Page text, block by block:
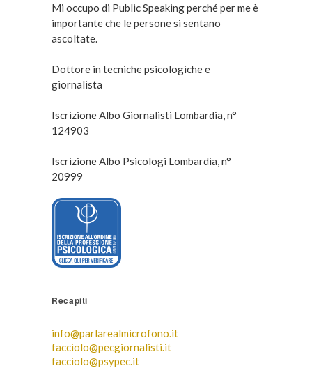
Mi occupo di Public Speaking perché per me è
importante che le persone si sentano
ascoltate.
Dottore in tecniche psicologiche e
giornalista
Iscrizione Albo Giornalisti Lombardia, n°
124903
Iscrizione Albo Psicologi Lombardia, n°
20999
Recapiti
info@parlarealmicrofono.it
facciolo@pecgiornalisti.it
facciolo@psypec.it